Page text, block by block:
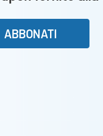
ABBONATI